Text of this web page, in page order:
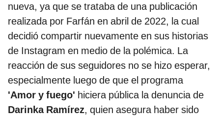
nueva, ya que se trataba de una publicación
realizada por Farfán en abril de 2022, la cual
decidió compartir nuevamente en sus historias
de Instagram en medio de la polémica. La
reacción de sus seguidores no se hizo esperar,
especialmente luego de que el programa
'Amor y fuego' hiciera pública la denuncia de
Darinka Ramírez, quien asegura haber sido